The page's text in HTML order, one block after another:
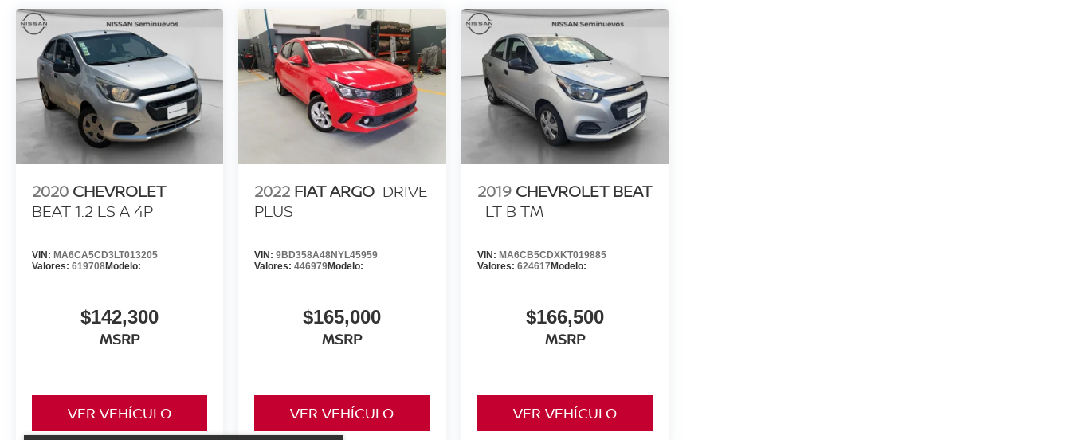
2020 CHEVROLET
BEAT 1.2 LS A 4P
VIN: MA6CA5CD3LT013205
Valores: 619708Modelo:
$142,300
MSRP
VER VEHÍCULO
2022 FIAT ARGO DRIVE
PLUS
VIN:9BD358A48NYL45959
Valores:446979Modelo:
$165,000
MSRP
VER VEHÍCULO
2019 CHEVROLET BEAT
LT B TM
VIN: MA6CB5CDXKT019885
Valores: 624617 Modelo:
$166,500
MSRP
VER VEHÍCULO